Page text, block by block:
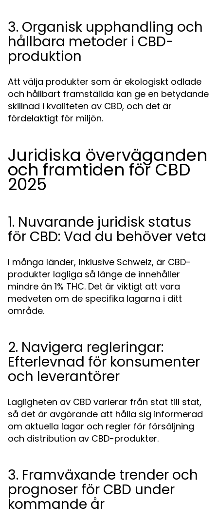
3. Organisk upphandling och
hållbara metoder i CBD-
produktion
Att välja produkter som är ekologiskt odlade
och hållbart framställda kan ge en betydande
skillnad i kvaliteten av CBD, och det är
fördelaktigt för miljön.
Juridiska överväganden
och framtiden för CBD
2025
1. Nuvarande juridisk status
för CBD: Vad du behöver veta
I många länder, inklusive Schweiz, är CBD-
produkter lagliga så länge de innehåller
mindre än 1% THC. Det är viktigt att vara
medveten om de specifika lagarna i ditt
område.
2. Navigera regleringar:
Efterlevnad för konsumenter
och leverantörer
Lagligheten av CBD varierar från stat till stat,
så det är avgörande att hålla sig informerad
om aktuella lagar och regler för försäljning
och distribution av CBD-produkter.
3. Framväxande trender och
prognoser för CBD under
kommande år